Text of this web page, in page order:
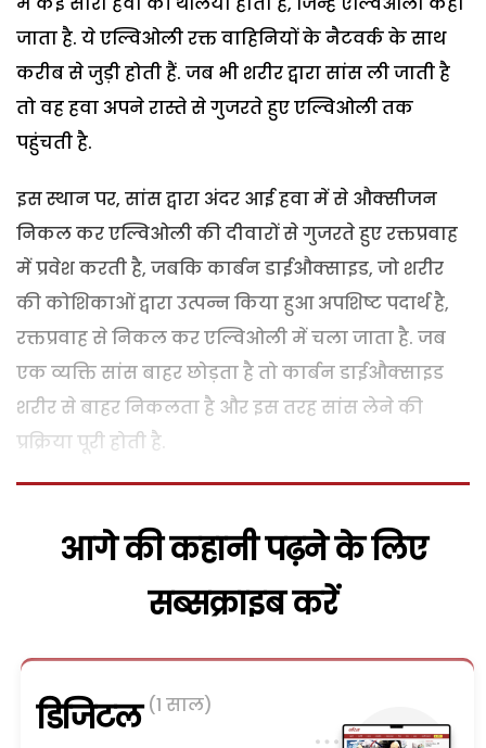
जाता है. ये एल्विओली रक्त वाहिनियों के नैटवर्क के साथ
करीब से जुड़ी होती हैं. जब भी शरीर द्वारा सांस ली जाती है
तो वह हवा अपने रास्ते से गुजरते हुए एल्विओली तक
पहुंचती है.
इस स्थान पर, सांस द्वारा अंदर आई हवा में से औक्सीजन
निकल कर एल्विओली की दीवारों से गुजरते हुए रक्तप्रवाह
में प्रवेश करती है, जबकि कार्बन डाईऔक्साइड, जो शरीर
की कोशिकाओं द्वारा उत्पन्न किया हुआ अपशिष्ट पदार्थ है,
रक्तप्रवाह से निकल कर एल्विओली में चला जाता है. जब
एक व्यक्ति सांस बाहर छोड़ता है तो कार्बन डाईऔक्साइड
शरीर से बाहर निकलता है और इस तरह सांस लेने की
प्रक्रिया पूरी होती है.
आगे की कहानी पढ़ने के लिए
सब्सक्राइब करें
डिजिटल (1 साल)